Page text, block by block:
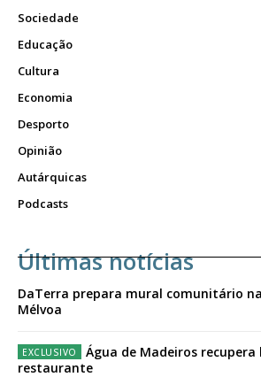
Sociedade
Educação
Cultura
Economia
Desporto
Opinião
Autárquicas
Podcasts
Últimas notícias
DaTerra prepara mural comunitário
Mélvoa
Água de Madeiros
restaurante